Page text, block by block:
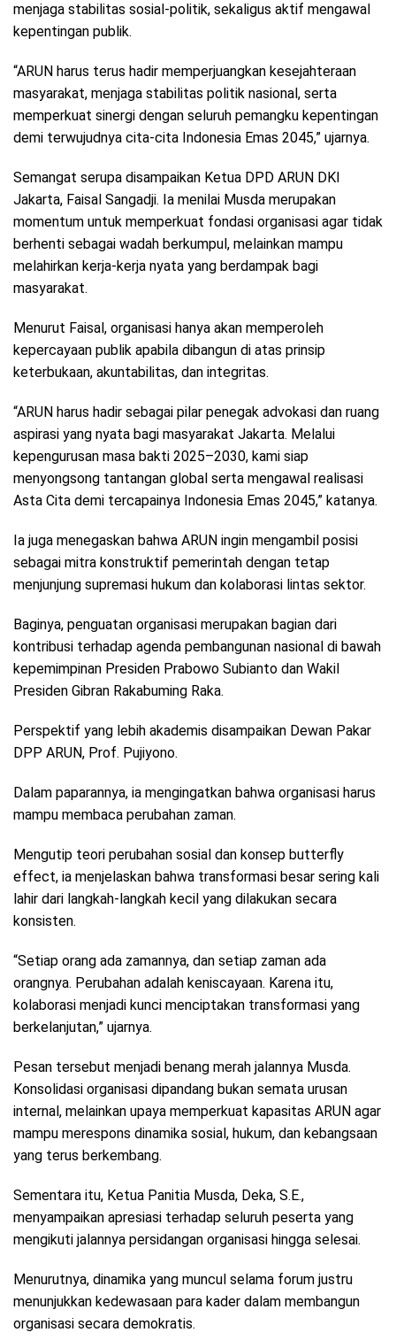
menjaga stabilitas sosial-politik, sekaligus aktif mengawal
kepentingan publik.
“ARUN harus terus hadir memperjuangkan kesejahteraan
masyarakat, menjaga stabilitas politik nasional, serta
memperkuat sinergi dengan seluruh pemangku kepentingan
demi terwujudnya cita-cita Indonesia Emas 2045,” ujarnya.
Semangat serupa disampaikan Ketua DPD ARUN DKI
Jakarta, Faisal Sangadji. Ia menilai Musda merupakan
momentum untuk memperkuat fondasi organisasi agar tidak
berhenti sebagai wadah berkumpul, melainkan mampu
melahirkan kerja-kerja nyata yang berdampak bagi
masyarakat.
Menurut Faisal, organisasi hanya akan memperoleh
kepercayaan publik apabila dibangun di atas prinsip
keterbukaan, akuntabilitas, dan integritas.
“ARUN harus hadir sebagai pilar penegak advokasi dan ruang
aspirasi yang nyata bagi masyarakat Jakarta. Melalui
kepengurusan masa bakti 2025–2030, kami siap
menyongsong tantangan global serta mengawal realisasi
Asta Cita demi tercapainya Indonesia Emas 2045,” katanya.
Ia juga menegaskan bahwa ARUN ingin mengambil posisi
sebagai mitra konstruktif pemerintah dengan tetap
menjunjung supremasi hukum dan kolaborasi lintas sektor.
Baginya, penguatan organisasi merupakan bagian dari
kontribusi terhadap agenda pembangunan nasional di bawah
kepemimpinan Presiden Prabowo Subianto dan Wakil
Presiden Gibran Rakabuming Raka.
Perspektif yang lebih akademis disampaikan Dewan Pakar
DPP ARUN, Prof. Pujiyono.
Dalam paparannya, ia mengingatkan bahwa organisasi harus
mampu membaca perubahan zaman.
Mengutip teori perubahan sosial dan konsep butterfly
effect, ia menjelaskan bahwa transformasi besar sering kali
lahir dari langkah-langkah kecil yang dilakukan secara
konsisten.
“Setiap orang ada zamannya, dan setiap zaman ada
orangnya. Perubahan adalah keniscayaan. Karena itu,
kolaborasi menjadi kunci menciptakan transformasi yang
berkelanjutan,” ujarnya.
Pesan tersebut menjadi benang merah jalannya Musda.
Konsolidasi organisasi dipandang bukan semata urusan
internal, melainkan upaya memperkuat kapasitas ARUN agar
mampu merespons dinamika sosial, hukum, dan kebangsaan
yang terus berkembang.
Sementara itu, Ketua Panitia Musda, Deka, S.E.,
menyampaikan apresiasi terhadap seluruh peserta yang
mengikuti jalannya persidangan organisasi hingga selesai.
Menurutnya, dinamika yang muncul selama forum justru
menunjukkan kedewasaan para kader dalam membangun
organisasi secara demokratis.